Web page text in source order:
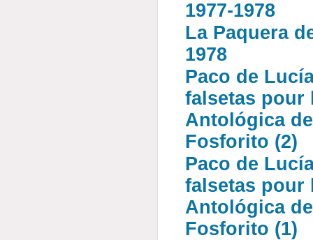
1977-1978
La Paquera
1978
Paco de
falsetas pour
Antológica
Fosforito (2)
Paco de
falsetas pour
Antológica
Fosforito (1)